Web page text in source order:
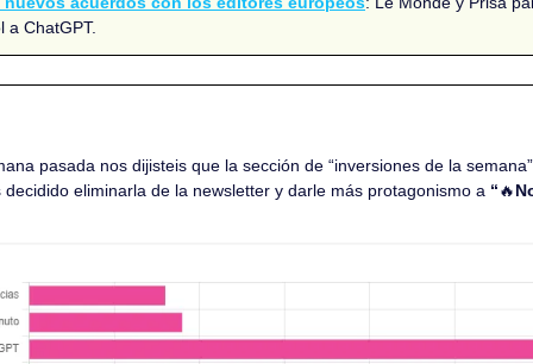
a ChatGPT.
pasada nos dijisteis que la sección de “inversiones de la
eliminarla de la newsletter y darle más protagonismo a “🔥